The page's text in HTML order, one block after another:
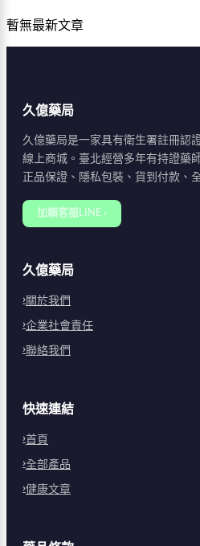
暫無最新文章
久億藥局
久億藥局是一家具有衛生署註冊認
線上商城。臺北經營多年有持證藥
正品保證、隱私包裝、貨到付款、
加賴客服LINE ›
久億藥局
關於我們
企業社會責任
聯絡我們
快速連結
首頁
全部產品
健康文章